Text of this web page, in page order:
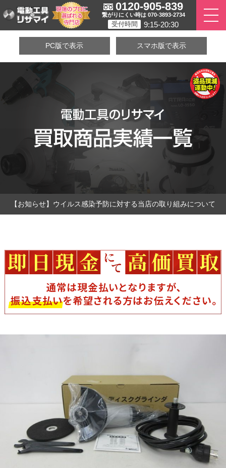
0120-905-839
繋がりにくい時は 070-3893-2734
受付時間 9:15-20:30
PC版で表示 スマホ版で表示
【お知らせ】ウイルス感染予防に対する当店の取り組みについて